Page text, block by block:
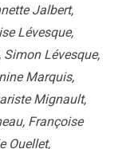
Jalbert,
Lévesque,
Lévesque,
Marquis,
Mignault,
Françoise
Ouellet,